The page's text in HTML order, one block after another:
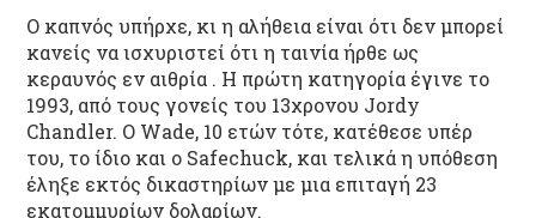
Ο καπνός υπήρχε, κι η αλήθεια είναι ότι δεν μπορεί
κανείς να ισχυριστεί ότι η ταινία ήρθε ως
κεραυνός εν αιθρία . Η πρώτη κατηγορία έγινε το
1993, από τους γονείς του 13χρονου Jordy
Chandler. Ο Wade, 10 ετών τότε, κατέθεσε υπέρ
του, το ίδιο και ο Safechuck, και τελικά η υπόθεση
έληξε εκτός δικαστηρίων με μια επιταγή 23
εκατομμυρίων δολαρίων.